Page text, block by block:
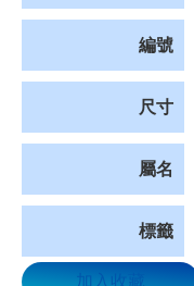
編號
尺寸
屬名
標籤
加入收藏